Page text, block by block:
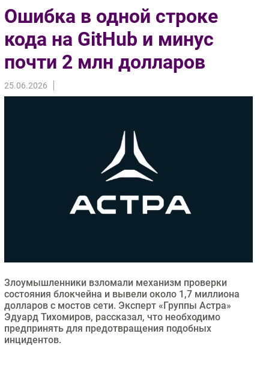
Импорто­замещение
Автоматизация Промышленности
Интернет
Фиксированная связь
Outsourcing
Безопасность
Инновации
CIO/Управление ИТ
Гаджеты
Ошибка в одной строке
кода на GitHub и минус
почти 2 млн долларов
25.06.2026
Злоумышленники взломали механизм проверки
состояния блокчейна и вывели около 1,7 миллиона
долларов с мостов сети. Эксперт «Группы Астра»
Эдуард Тихомиров, рассказал, что необходимо
предпринять для предотвращения подобных
инцидентов.